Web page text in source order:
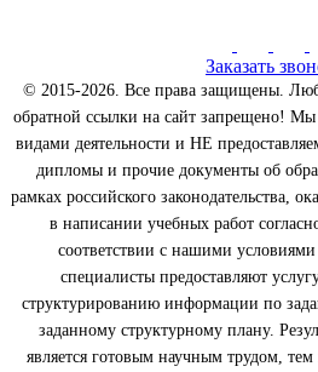
Заказать
© 2015-2026. Все права защищены.
обратной ссылки на сайт запрещено!
видами деятельности и НЕ
дипломы и прочие документы об
рамках российского законодательства,
в написании учебных работ
соответствии с нашими
специалисты предоставляют
структурированию информации по
заданному структурному плану.
является готовым научным трудом,